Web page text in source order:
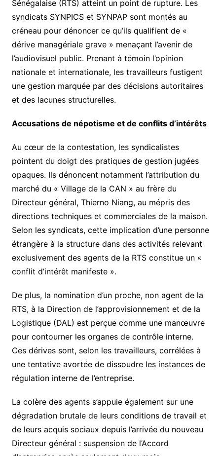
Sénégalaise (RTS) atteint un point de rupture. Les
syndicats SYNPICS et SYNPAP sont montés au
créneau pour dénoncer ce qu’ils qualifient de «
dérive managériale grave » menaçant l’avenir de
l’audiovisuel public. Prenant à témoin l’opinion
nationale et internationale, les travailleurs fustigent
une gestion marquée par des décisions autoritaires
et des lacunes structurelles.
Accusations de népotisme et de conflits d’intérêts
Au cœur de la contestation, les syndicalistes
pointent du doigt des pratiques de gestion jugées
opaques. Ils dénoncent notamment l’attribution du
marché du « Village de la CAN » au frère du
Directeur général, Thierno Niang, au mépris des
directions techniques et commerciales de la maison.
Selon les syndicats, cette implication d’une personne
étrangère à la structure dans des activités relevant
exclusivement des agents de la RTS constitue un «
conflit d’intérêt manifeste ».
De plus, la nomination d’un proche, non agent de la
RTS, à la Direction de l’approvisionnement et de la
Logistique (DAL) est perçue comme une manœuvre
pour contourner les organes de contrôle interne.
Ces dérives sont, selon les travailleurs, corrélées à
une tentative avortée de dissoudre les instances de
régulation interne de l’entreprise.
La colère des agents s’appuie également sur une
dégradation brutale de leurs conditions de travail et
de leurs acquis sociaux depuis l’arrivée du nouveau
Directeur général : suspension de l’Accord